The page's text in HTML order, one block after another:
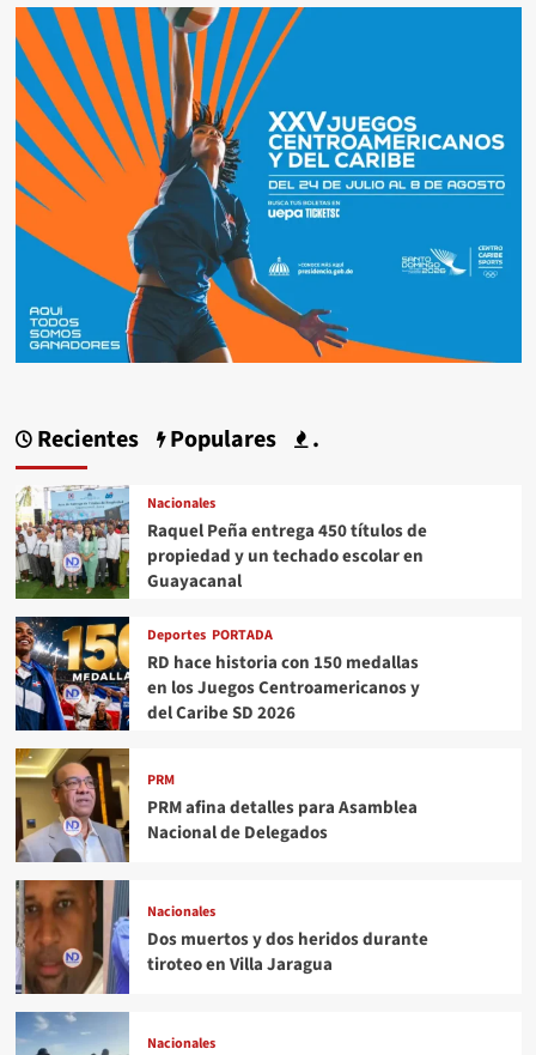
Recientes Populares .
Nacionales
Raquel Peña entrega 450 títulos de
propiedad y un techado escolar en
Guayacanal
Deportes PORTADA
RD hace historia con 150 medallas
en los Juegos Centroamericanos y
del Caribe SD 2026
PRM
PRM afina detalles para Asamblea
Nacional de Delegados
Nacionales
Dos muertos y dos heridos durante
tiroteo en Villa Jaragua
Nacionales